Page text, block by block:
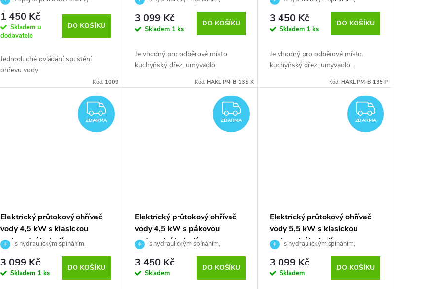
1 450 Kč
Skladem u
dodavatele
DO KOŠÍKU
Jednoduché ovládání spuštění
ohřevu vody
Kód: 1009
trojcestná beztlaká baterie
3 099 Kč
Skladem 1 ks
DO KOŠÍKU
Je vhodný pro odběrové místo:
kuchyňský dřez, umyvadlo.
Kód: HAKL PM-B 135 K
beztlaká trojcestná baterie
3 450 Kč
Skladem 1 ks
DO KOŠÍKU
Je vhodný pro odběrové místo:
kuchyňský dřez, umyvadlo.
Kód: HAKL PM-B 135 P
ZDARMA
ZDARMA
Elektrický průtokový ohřívač
vody 4,5 kW s klasickou
vodovodní baterií
s hydraulickým spínáním,
trojcestná beztlakoá baterie
3 099 Kč
Skladem 1 ks
DO KOŠÍKU
ZDARMA
ZDARMA
Elektrický průtokový ohřívač
vody 4,5 kW s pákovou
vodovodní baterií
s hydraulickým spínáním,
trojcestná beztlaká baterie
3 450 Kč
Skladem
DO KOŠÍKU
ZDARMA
Elektrický průtokový ohřívač
vody 5,5 kW s klasickou
vodovodní baterií
s hydraulickým spínáním,
trojcestná beztlakoá baterie
3 099 Kč
Skladem
DO KOŠÍKU